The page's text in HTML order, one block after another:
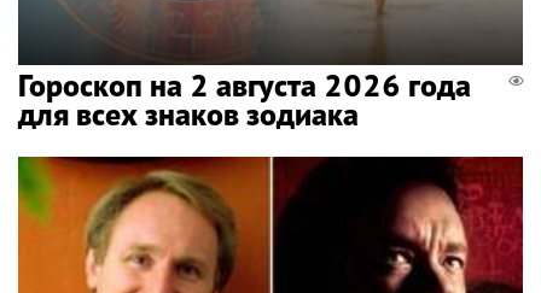
Гороскоп на 2 августа 2026 года
для всех знаков зодиака